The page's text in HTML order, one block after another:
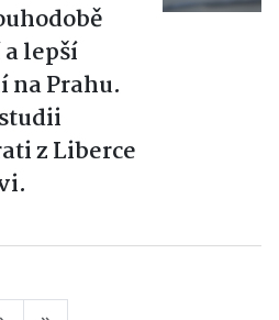
lepší
na Prahu.
z Liberce